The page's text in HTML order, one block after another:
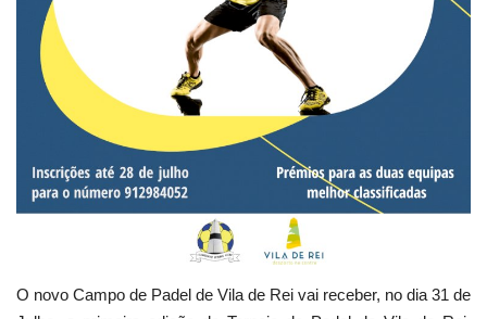
Lazer
Ambiente
O novo Campo de Padel de Vila de Rei vai receber, no dia 31 de